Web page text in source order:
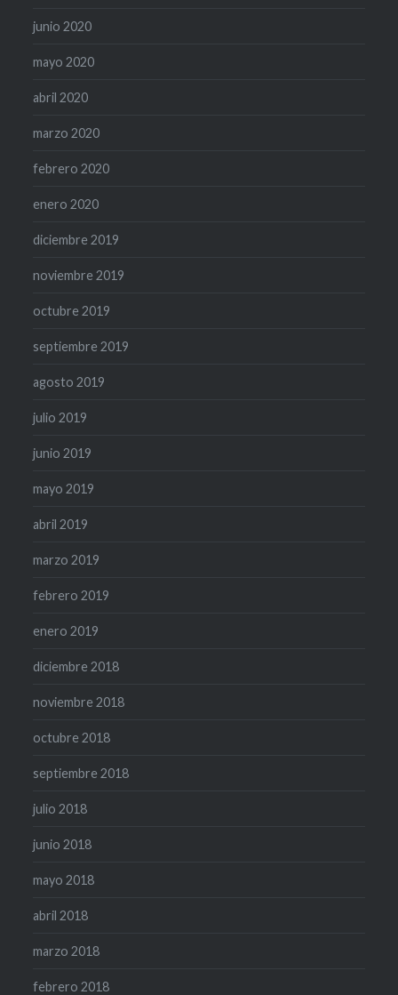
junio 2020
mayo 2020
abril 2020
marzo 2020
febrero 2020
enero 2020
diciembre 2019
noviembre 2019
octubre 2019
septiembre 2019
agosto 2019
julio 2019
junio 2019
mayo 2019
abril 2019
marzo 2019
febrero 2019
enero 2019
diciembre 2018
noviembre 2018
octubre 2018
septiembre 2018
julio 2018
junio 2018
mayo 2018
abril 2018
marzo 2018
febrero 2018